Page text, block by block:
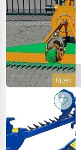
Új gép